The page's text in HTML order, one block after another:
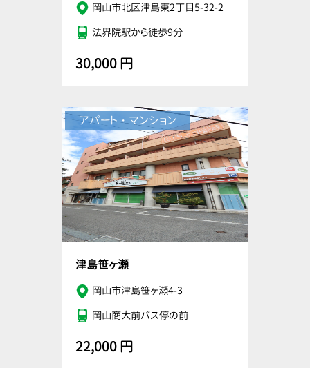
岡山市北区津島東2丁目5-32-2
法界院駅から徒歩9分
30,000 円
アパート・マンション
津島笹ヶ瀬
岡山市津島笹ヶ瀬4-3
岡山商大前バス停の前
22,000 円